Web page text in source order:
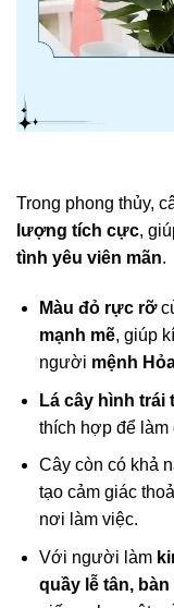
Trong phong thủy,
lượng tích cực,
tình yêu viên mãn.
Màu đỏ rực rỡ
mạnh mẽ, giúp
người mệnh
Lá cây hình trái
thích hợp để làm
Cây còn có khả
tạo cảm giác
nơi làm việc.
Với người làm
quầy lễ tân, bàn